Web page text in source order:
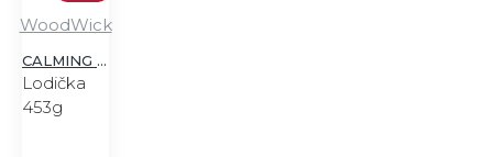
WoodWick
CALMING RETREAT
Lodička
453g